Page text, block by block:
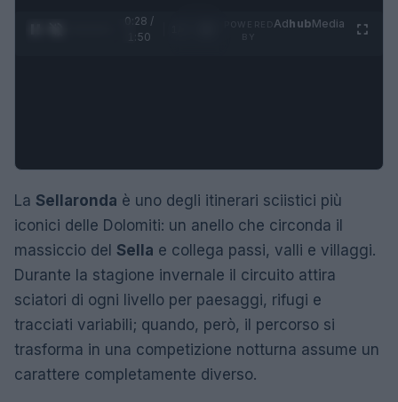
0:29 /
1:50
AdhubMedia
La Sellaronda è uno degli itinerari sciistici più
iconici delle Dolomiti: un anello che circonda il
massiccio del Sella e collega passi, valli e villaggi.
Durante la stagione invernale il circuito attira
sciatori di ogni livello per paesaggi, rifugi e
tracciati variabili; quando, però, il percorso si
trasforma in una competizione notturna assume un
carattere completamente diverso.